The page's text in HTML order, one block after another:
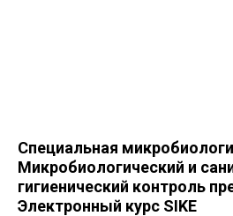
Специальная
Микробиологический и
гигиенический контроль
Электронный курс SIKE